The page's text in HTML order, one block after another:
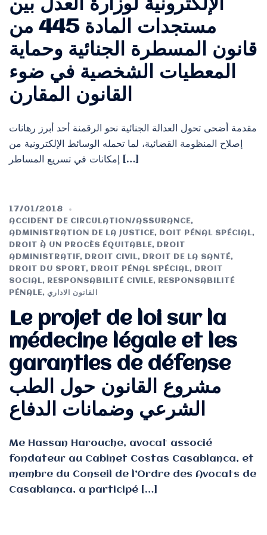
الإلكترونية لوزارة العدل بين
مستجدات المادة 445 من
قانون المسطرة الجنائية وحماية
المعطيات الشخصية في ضوء
القانون المقارن
مقدمة أضحى تحول العدالة الجنائية نحو الرقمنة أحد أبرز رهانات
إصلاح المنظومة القضائية، لما تحمله الوسائط الإلكترونية من
إمكانات في تسريع المساطر […]
17/01/2018
ACCIDENT DE CIRCULATION/ASSURANCE,
ADMINISTRATION DE LA JUSTICE, DOIT PÉNAL SPÉCIAL,
DROIT À UN PROCÈS ÉQUITABLE,
DROIT
ADMINISTRATIF, DROIT CIVIL, DROIT DE LA SANTÉ,
DROIT DU SPORT, DROIT PÉNAL SPÉCIAL,
DROIT
SOCIAL, RESPONSABILITÉ CIVILE,
RESPONSABILITÉ
PÉNALE, القانون الاداري
Le projet de loi sur la
médecine légale et les
garanties de défense
مشروع القانون حول الطب
الشرعي وضمانات الدفاع
Me Hassan Harouche, avocat associé
fondateur au Cabinet Costas Casablanca, et
membre du Conseil de l’Ordre des Avocats de
Casablanca, a participé […]